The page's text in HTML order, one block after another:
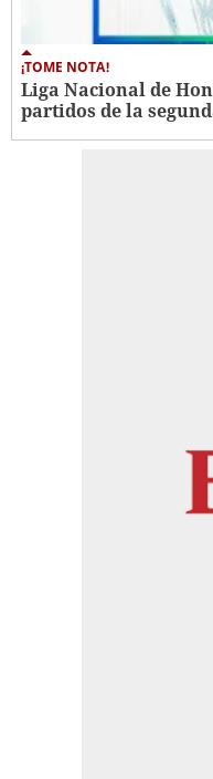
¡TOME NOTA!
Liga Nacional de
partidos de la